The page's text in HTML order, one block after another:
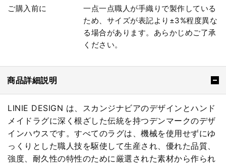
ご購入前に
一点一点職人が手織りで製作している
ため、サイズが表記より±3%程度異な
る場合があります。あらかじめご了承
ください。
商品詳細説明
LINIE DESIGN は、スカンジナビアのデザインとハンド
メイドラグに深く根ざした伝統を持つデンマークのデザ
インハウスです。すべてのラグは、機械を使用せずにゆ
っくりとした職人技を駆使して生産され、優れた品質、
強度、耐久性の特性のために厳選された素材から作られ